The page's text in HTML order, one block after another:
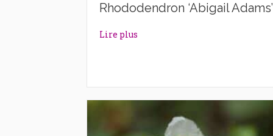
Rhododendron ‘Abigail Adams’
Lire plus